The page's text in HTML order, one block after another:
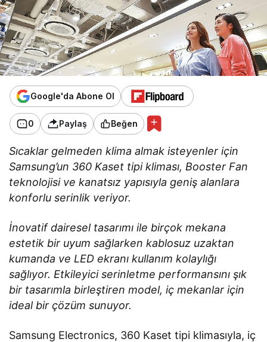
Google'da Abone Ol
0 Paylaş Beğen
Sıcaklar gelmeden klima almak isteyenler için
Samsung’un 360 Kaset tipi kliması, Booster Fan
teknolojisi ve kanatsız yapısıyla geniş alanlara
konforlu serinlik veriyor.
İnovatif dairesel tasarımı ile birçok mekana
estetik bir uyum sağlarken kablosuz uzaktan
kumanda ve LED ekranı kullanım kolaylığı
sağlıyor. Etkileyici serinletme performansını şık
bir tasarımla birleştiren model, iç mekanlar için
ideal bir çözüm sunuyor.
Samsung Electronics, 360 Kaset tipi klimasıyla, iç